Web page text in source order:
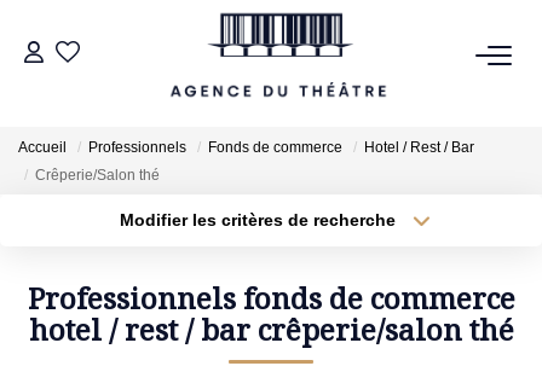
NOTRE AGENCE
Accueil Professionnels Fonds de commerce
Hotel / Rest / Bar
Crêperie/Salon thé
Modifier les critères de recherche
Type de transaction Localisation
Sélectionnez... Surface min
Professionnels fonds de commerce
hotel / rest / bar crêperie/salon thé